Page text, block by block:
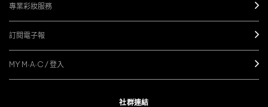
專業彩妝服務
訂閱電子報
MY M·A·C / 登入
社群連結